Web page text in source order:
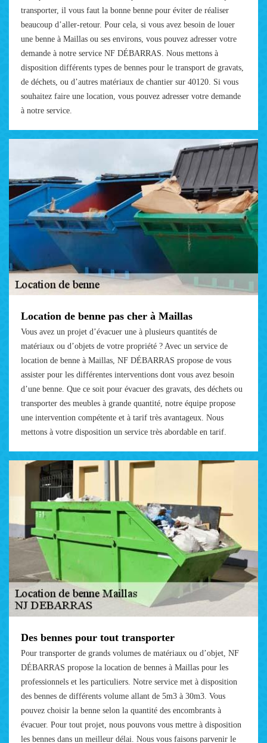
transporter, il vous faut la bonne benne pour éviter de réaliser
beaucoup d’aller-retour. Pour cela, si vous avez besoin de louer
une benne à Maillas ou ses environs, vous pouvez adresser votre
demande à notre service NF DÉBARRAS. Nous mettons à
disposition différents types de bennes pour le transport de gravats,
de déchets, ou d’autres matériaux de chantier sur 40120. Si vous
souhaitez faire une location, vous pouvez adresser votre demande
à notre service.
Location de benne pas cher à Maillas
Vous avez un projet d’évacuer une à plusieurs quantités de
matériaux ou d’objets de votre propriété ? Avec un service de
location de benne à Maillas, NF DÉBARRAS propose de vous
assister pour les différentes interventions dont vous avez besoin
d’une benne. Que ce soit pour évacuer des gravats, des déchets ou
transporter des meubles à grande quantité, notre équipe propose
une intervention compétente et à tarif très avantageux. Nous
mettons à votre disposition un service très abordable en tarif.
Des bennes pour tout transporter
Pour transporter de grands volumes de matériaux ou d’objet, NF
DÉBARRAS propose la location de bennes à Maillas pour les
professionnels et les particuliers. Notre service met à disposition
des bennes de différents volume allant de 5m3 à 30m3. Vous
pouvez choisir la benne selon la quantité des encombrants à
évacuer. Pour tout projet, nous pouvons vous mettre à disposition
les bennes dans un meilleur délai. Nous vous faisons parvenir le